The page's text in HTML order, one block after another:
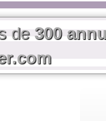
de300